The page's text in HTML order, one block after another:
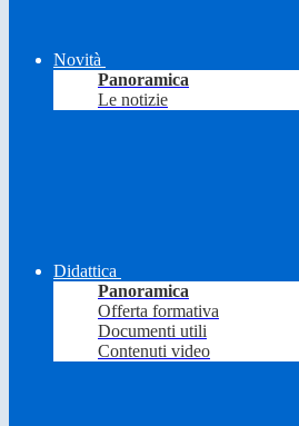
Novità
Panoramica
Le notizie
Didattica
Panoramica
Offerta formativa
Documenti utili
Contenuti video